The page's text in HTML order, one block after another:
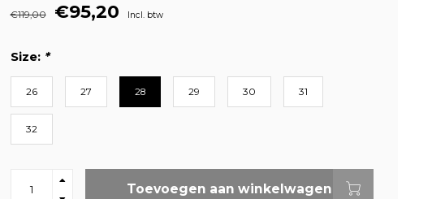
€119,00 €95,20 Incl. btw
Size: *
26 27 28 29 30 31
32
Toevoegen aan winkelwagen